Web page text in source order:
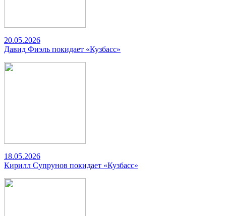
20.05.2026
Давид Фиэль покидает «Кузбасс»
18.05.2026
Кирилл Супрунов покидает «Кузбасс»